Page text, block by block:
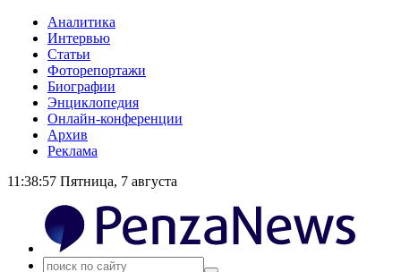
Аналитика
Интервью
Статьи
Фоторепортажи
Биографии
Энциклопедия
Онлайн-конференции
Архив
Реклама
11:38:57 Пятница, 7 августа